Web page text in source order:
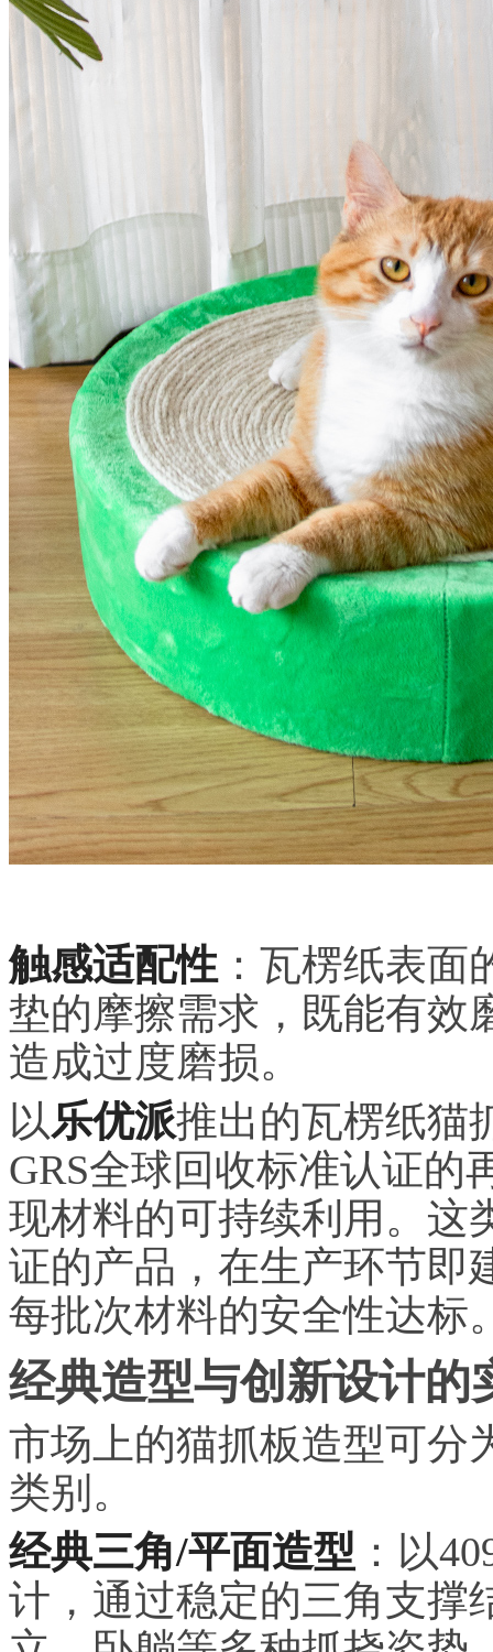
触感适配性 ：瓦楞纸表
垫的摩擦需求，既能有效
造成过度磨损。
以乐优派推出的瓦楞纸猫
GRS全球回收标准认证的
现材料的可持续利用。这
证的产品，在生产环节即
每批次材料的安全性达标
经典造型与创新设计的
市场上的猫抓板造型可分
类别。
经典三角/平面造型 ：以
计，通过稳定的三角支撑